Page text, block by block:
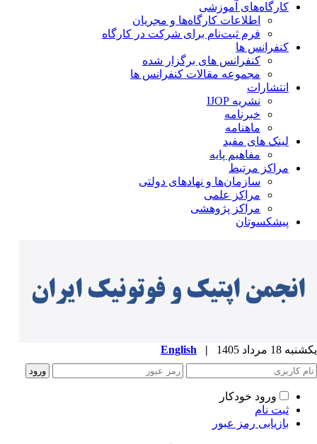
کارگاه‌های آموزشی
اطلاعات کارگاه‌ها و مجریان
فرم ثبت‌نام برای شرکت در کارگاه
کنفرانس ها
کنفرانس های برگزار شده
مجموعه مقالات کنفرانس ها
انتشارات
نشریه IJOP
خبرنامه
ماهنامه
لینک های مفید
مفاهیم پایه
مراکز مرتبط
سازمان‌ها و نهادهای دولتی
مراکز علمی
مراکز پژوهشی
پیشکسوتان
18 مرداد 1405 |
English
ورود خودکار
ثبت نام
بازیابی رمز عبور